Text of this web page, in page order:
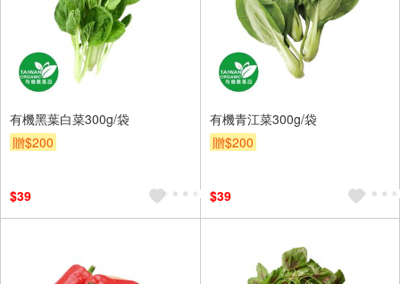
有機黑葉白菜300g/袋
贈$200
$39
有機青江菜300g/袋
贈$200
$39